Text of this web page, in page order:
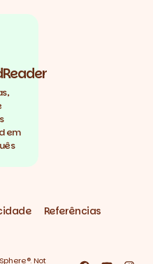
em
Referências
Not